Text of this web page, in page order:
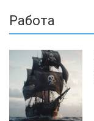
Работа